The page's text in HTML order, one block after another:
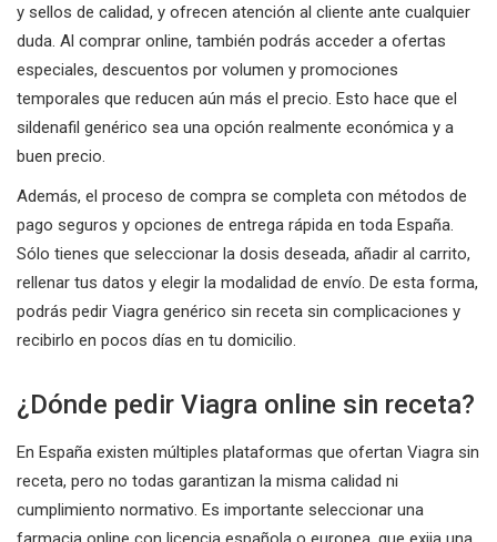
y sellos de calidad, y ofrecen atención al cliente ante cualquier
duda. Al comprar online, también podrás acceder a ofertas
especiales, descuentos por volumen y promociones
temporales que reducen aún más el precio. Esto hace que el
sildenafil genérico sea una opción realmente económica y a
buen precio.
Además, el proceso de compra se completa con métodos de
pago seguros y opciones de entrega rápida en toda España.
Sólo tienes que seleccionar la dosis deseada, añadir al carrito,
rellenar tus datos y elegir la modalidad de envío. De esta forma,
podrás pedir Viagra genérico sin receta sin complicaciones y
recibirlo en pocos días en tu domicilio.
¿Dónde pedir Viagra online sin receta?
En España existen múltiples plataformas que ofertan Viagra sin
receta, pero no todas garantizan la misma calidad ni
cumplimiento normativo. Es importante seleccionar una